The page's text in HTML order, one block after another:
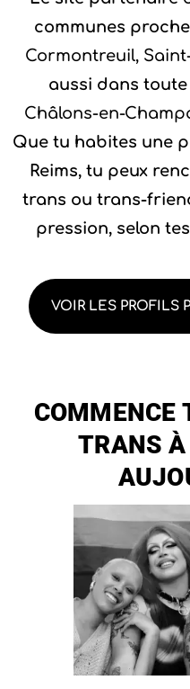
communes
Cormontreuil,
aussi dans
Châlons-en-
Que tu habites une
Reims, tu peux
trans ou trans-
pression, selon
VOIR LES PROFILS
COMMENCE
TRANS